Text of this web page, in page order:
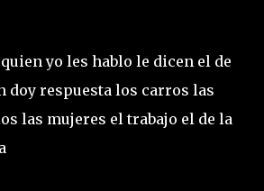
quien yo les hablo le dicen el de
doy respuesta los carros las
las mujeres el trabajo el de la